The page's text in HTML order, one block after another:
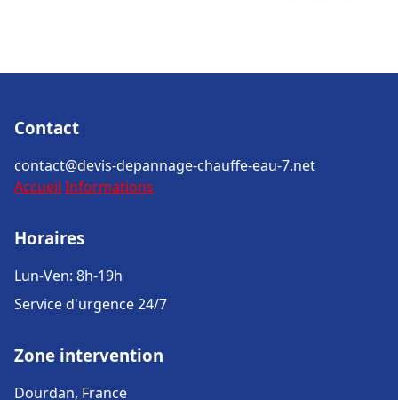
Contact
contact@devis-depannage-chauffe-eau-7.net
Accueil Informations
Horaires
Lun-Ven: 8h-19h
Service d'urgence 24/7
Zone intervention
Dourdan, France